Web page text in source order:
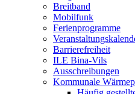
Breitband
Mobilfunk
Ferienprogramme
Barrierefreiheit
ILE Bina-Vils
Ausschreibungen
Kommunale